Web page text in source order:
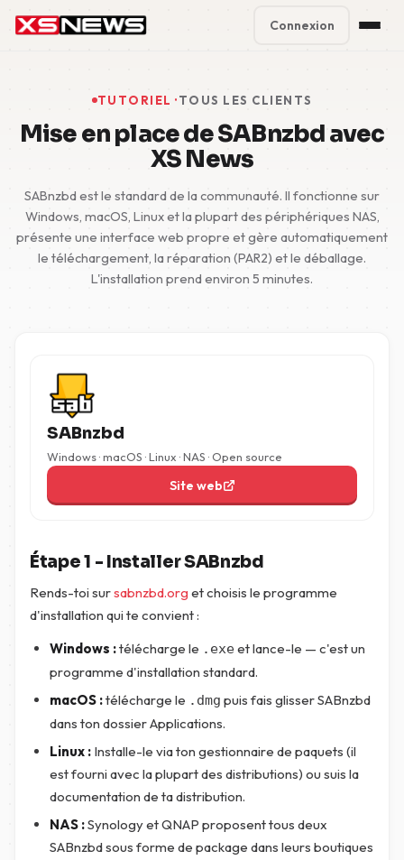
Block Accounts
Contact
FAQ
Connexion
TUTORIEL ·TOUS LES CLIENTS
Mise en place de SABnzbd avec
XS News
SABnzbd est le standard de la communauté. Il fonctionne sur
Windows, macOS, Linux et la plupart des périphériques NAS,
présente une interface web propre et gère automatiquement
le téléchargement, la réparation (PAR2) et le déballage.
L'installation prend environ 5 minutes.
SABnzbd
Windows · macOS · Linux · NAS · Open source
Site web
Étape 1 - Installer SABnzbd
Rends-toi sursabnzbd.org et choisis le programme
d'installation qui te convient :
Windows :télécharge le .exeet lance-le — c'est un
programme d'installation standard.
macOS :télécharge le .dmg puis fais glisser SABnzbd
dans ton dossier Applications.
Linux : Installe-le via ton gestionnaire de paquets (il
est fourni avec la plupart des distributions) ou suis la
documentation de ta distribution.
NAS :Synology et QNAP proposent tous deux
SABnzbd sous forme de package dans leurs boutiques